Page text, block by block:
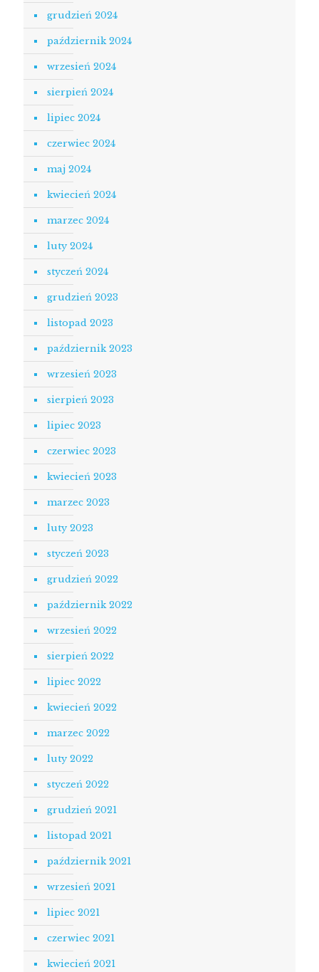
grudzień 2024
październik 2024
wrzesień 2024
sierpień 2024
lipiec 2024
czerwiec 2024
maj 2024
kwiecień 2024
marzec 2024
luty 2024
styczeń 2024
grudzień 2023
listopad 2023
październik 2023
wrzesień 2023
sierpień 2023
lipiec 2023
czerwiec 2023
kwiecień 2023
marzec 2023
luty 2023
styczeń 2023
grudzień 2022
październik 2022
wrzesień 2022
sierpień 2022
lipiec 2022
kwiecień 2022
marzec 2022
luty 2022
styczeń 2022
grudzień 2021
listopad 2021
październik 2021
wrzesień 2021
lipiec 2021
czerwiec 2021
kwiecień 2021